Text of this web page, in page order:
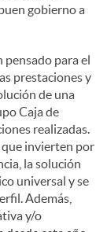
gobierno a
para el
prestaciones y
de una
Caja de
realizadas.
invierten por
la solución
universal y se
Además,
y/o